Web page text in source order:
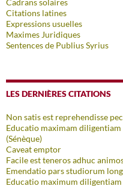
Cadrans solaires
Citations latines
Expressions usuelles
Maximes Juridiques
Sentences de Publius Syrius
LES DERNIÈRES CITATIONS
Non satis est reprehendisse
Educatio maximam
(Sénèque)
Caveat emptor
Facile est teneros adhuc
Emendatio pars studiorum
Educatio maximum